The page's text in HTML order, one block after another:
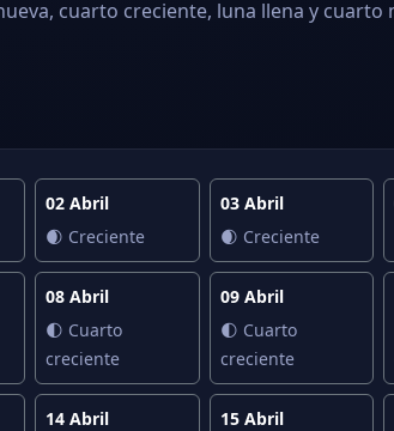
cuarto creciente, luna llena y cuarto
02 Abril
🌒 Creciente
03 Abril
🌒 Creciente
08 Abril
🌓 Cuarto
creciente
09 Abril
🌓 Cuarto
creciente
14 Abril
15 Abril